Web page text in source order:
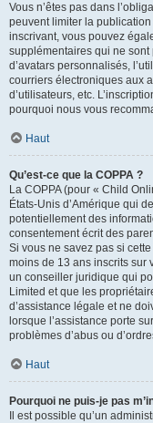
Vous n’êtes pas dans
peuvent limiter la
inscrivant, vous pouvez
supplémentaires qui ne sont
d’avatars personnalisés,
courriers électroniques aux
d’utilisateurs, etc.
pourquoi nous vous
Haut
Qu’est-ce que la COPPA ?
La COPPA (pour « Child
États-Unis d’Amérique qui
potentiellement des
consentement écrit des
Si vous ne savez pas si
moins de 13 ans inscrits sur
un conseiller juridique qui
Limited et que les
d’assistance légale et ne
lorsque l’assistance porte
problèmes d’abus ou
Haut
Pourquoi ne puis-je pas
Il est possible qu’un